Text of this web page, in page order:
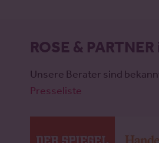
ROSE &
Unsere Berater sind
Presseliste